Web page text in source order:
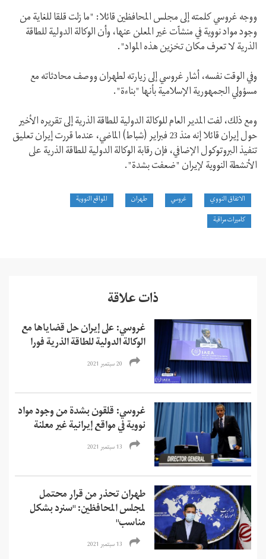
ووجه غروسي كلمته إلى مجلس المحافظين قائلا: "ما زلت قلقا للغاية من
وجود مواد نووية في منشآت غير المعلن عنها، وأن الوكالة الدولية للطاقة
الذرية لا تعرف مكان تخزين هذه المواد".
وفي الوقت نفسه، أشار غروسي إلى زيارته لطهران ووصف محادثاته مع
مسؤولي الجمهورية الإسلامية بأنها "بناءة".
ومع ذلك، لفت المدير العام للوكالة الدولية للطاقة الذرية إلى تقريره الأخير
حول إيران قائلا إنه منذ 23 فبراير (شباط) الماضي، عندما قررت إيران تعليق
تنفيذ البروتوكول الإضافي، فإن رقابة الوكالة الدولية للطاقة الذرية على
الأنشطة النووية لإيران "ضعفت بشدة".
الاتفاق النووي غروسي طهران
المواقع النووية
كاميرات مراقبة
ذات علاقة
غروسي: على إيران حل قضاياها مع
الوكالة الدولية للطاقة الذرية فورا
20 سبتمبر 2021
غروسي: قلقون بشدة من وجود مواد
نووية في مواقع إيرانية غير معلنة
13 سبتمبر 2021
طهران تحذر من قرار محتمل
لمجلس المحافظين: "سنرد بشكل
مناسب"
13 سبتمبر 2021